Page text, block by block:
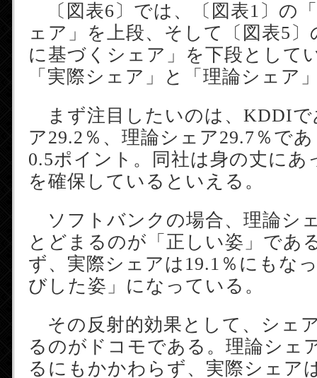
〔図表6〕では、〔図表1〕の
ェア」を上段、そして〔図表5〕
に基づくシェア」を下段として
「実際シェア」と「理論シェア
まず注目したいのは、KDDIで
ア29.2％、理論シェア29.7％で
0.5ポイント。同社は身の丈にあ
を確保しているといえる。
ソフトバンクの場合、理論シ
とどまるのが「正しい姿」であ
ず、実際シェアは19.1％にもな
びした姿」になっている。
その反射的効果として、シェ
るのがドコモである。理論シェ
るにもかかわらず、実際シェア